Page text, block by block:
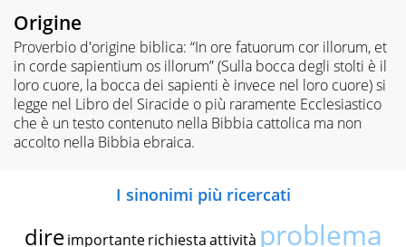
Origine
Proverbio d'origine biblica: “In ore fatuorum cor illorum, et
in corde sapientium os illorum” (Sulla bocca degli stolti è il
loro cuore, la bocca dei sapienti è invece nel loro cuore) si
legge nel Libro del Siracide o più raramente Ecclesiastico
che è un testo contenuto nella Bibbia cattolica ma non
accolto nella Bibbia ebraica.
I sinonimi più ricercati
dire importante richiestaattività problema